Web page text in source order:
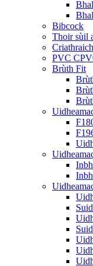
Bibcock
Thoir sùil
Criathraich
PVC
Brùth Fit